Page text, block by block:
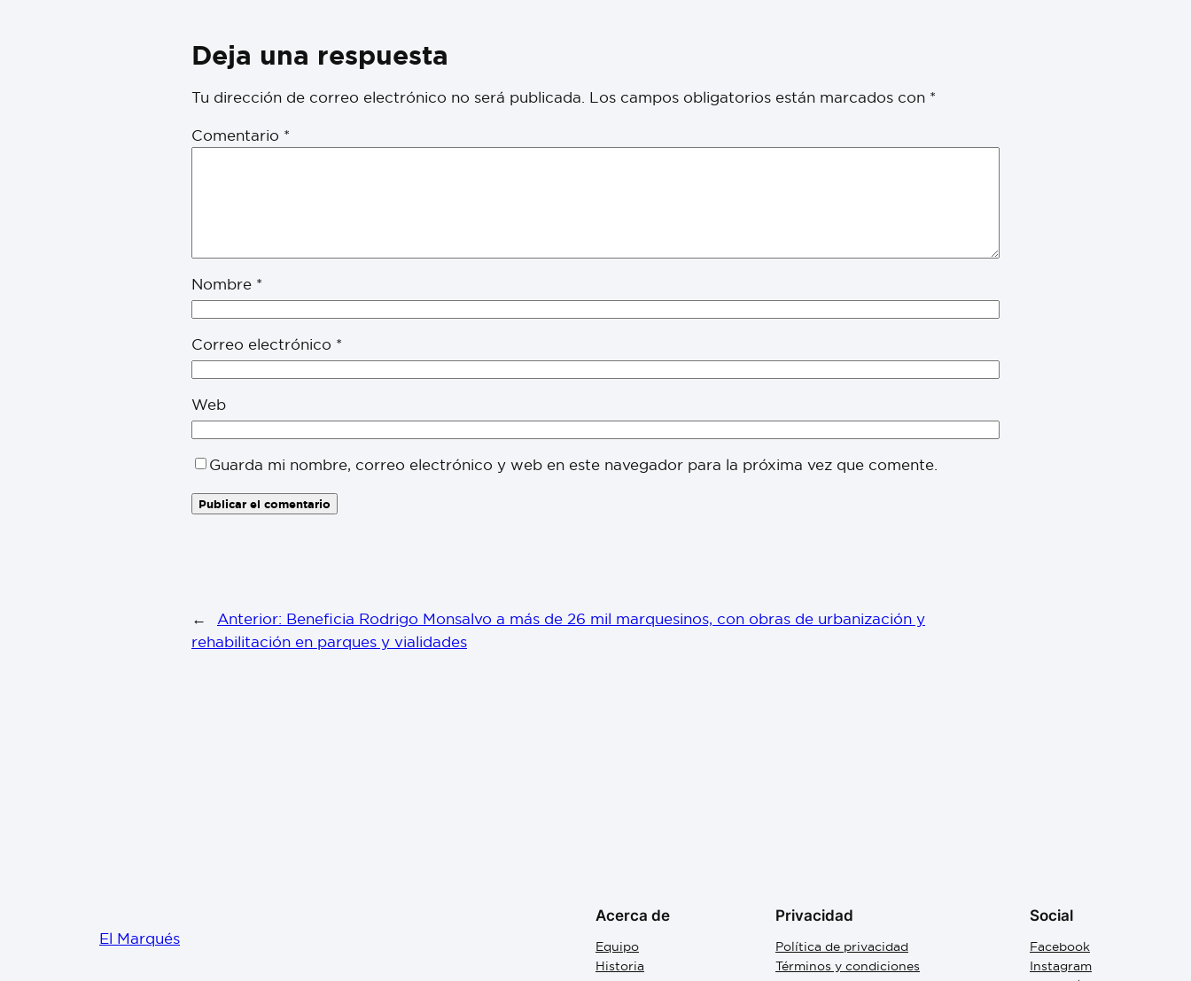
Deja una respuesta
Tu dirección de correo electrónico no será publicada. Los campos obligatorios están marcados con *
Comentario *
Nombre *
Correo electrónico *
Web
Guarda mi nombre, correo electrónico y web en este navegador para la próxima vez que comente.
← Anterior: Beneficia Rodrigo Monsalvo a más de 26 mil marquesinos, con obras de urbanización y
rehabilitación en parques y vialidades
El Marqués
Acerca de
Equipo
Historia
Privacidad
Política de privacidad
Términos y condiciones
Social
Facebook
Instagram